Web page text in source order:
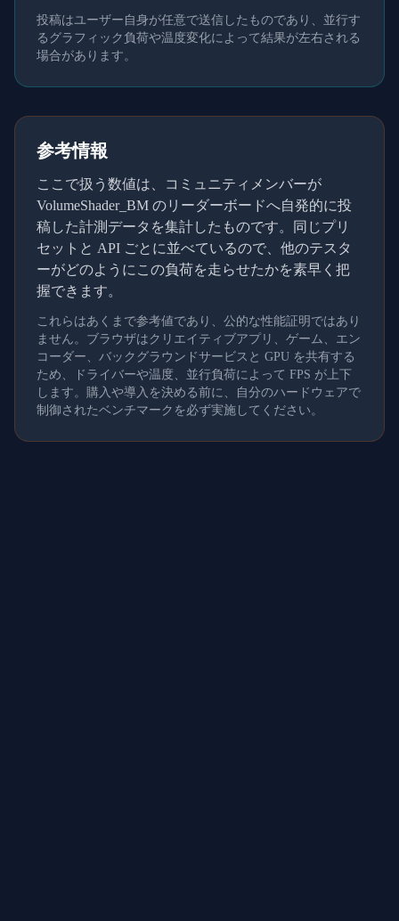
投稿はユーザー自身が任意で送信したものであり、並行す
るグラフィック負荷や温度変化によって結果が左右される
場合があります。
参考情報
ここで扱う数値は、コミュニティメンバーが
VolumeShader_BM のリーダーボードへ自発的に投
稿した計測データを集計したものです。同じプリ
セットと API ごとに並べているので、他のテスタ
ーがどのようにこの負荷を走らせたかを素早く把
握できます。
これらはあくまで参考値であり、公的な性能証明ではあり
ません。ブラウザはクリエイティブアプリ、ゲーム、エン
コーダー、バックグラウンドサービスと GPU を共有する
ため、ドライバーや温度、並行負荷によって FPS が上下
します。購入や導入を決める前に、自分のハードウェアで
制御されたベンチマークを必ず実施してください。